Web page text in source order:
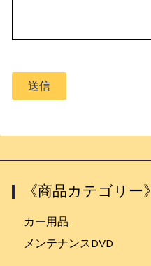
《商品カテゴリー》
カー用品
メンテナンスDVD